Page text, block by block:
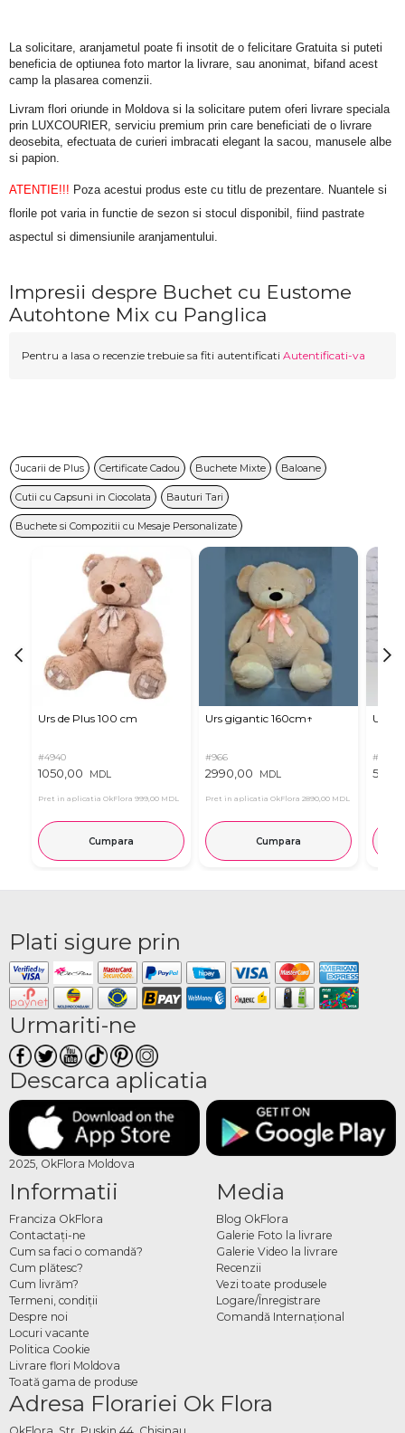
La solicitare, aranjametul poate fi insotit de o felicitare Gratuita si puteti
beneficia de optiunea foto martor la livrare, sau anonimat, bifand acest
camp la plasarea comenzii.
Livram flori oriunde in Moldova si la solicitare putem oferi livrare speciala
prin LUXCOURIER, serviciu premium prin care beneficiati de o livrare
deosebita, efectuata de curieri imbracati elegant la sacou, manusele albe
si papion.
ATENTIE!!! Poza acestui produs este cu titlu de prezentare. Nuantele si
florile pot varia in functie de sezon si stocul disponibil, fiind pastrate
aspectul si dimensiunile aranjamentului.
Impresii despre Buchet cu Eustome
Autohtone Mix cu Panglica
Pentru a lasa o recenzie trebuie sa fiti autentificati Autentificati-va
Jucarii de Plus Certificate Cadou Buchete Mixte Baloane
Cutii cu Capsuni in Ciocolata Bauturi Tari
Buchete si Compozitii cu Mesaje Personalizate
Urs de Plus 100 cm
#4940
1050,00 MDL
Pret in aplicatia OkFlora 999,00 MDL
Cumpara
Urs gigantic 160cm↑
#966
2990,00 MDL
Pret in aplicatia OkFlora 2890,00 MDL
Cumpara
Urs
#11
Plati sigure prin
Urmariti-ne
Descarca aplicatia
2025, OkFlora Moldova
Informatii
Franciza OkFlora
Contactaţi-ne
Cum sa faci o comandă?
Cum plătesc?
Cum livrăm?
Termeni, condiţii
Despre noi
Locuri vacante
Politica Cookie
Livrare flori Moldova
Toată gama de produse
Media
Blog OkFlora
Galerie Foto la livrare
Galerie Video la livrare
Recenzii
Vezi toate produsele
Logare/Înregistrare
Comandă Internațional
Adresa Florariei Ok Flora